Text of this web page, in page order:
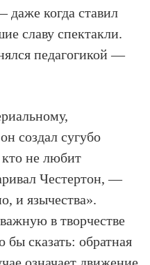
даже когда ставил
славу спектакли.
педагогикой —
создал сугубо
не любит
Честертон, —
и язычества».
в творчестве
бы сказать: обратная